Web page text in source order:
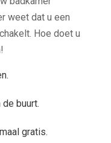
weet dat u een
Hoe doet u
buurt.
gratis.